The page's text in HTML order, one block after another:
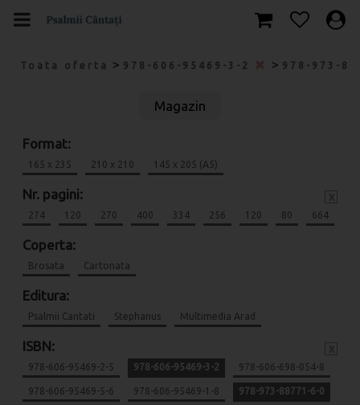
Toata oferta > 978-606-95469-3-2 > 978-973-
Magazin
Format:
165 x 235 210 x 210 145 x 205 (A5)
Nr. pagini:
274 120 270 400 334 256 120 80 664
Coperta:
Brosata Cartonata
Editura:
Psalmii Cantati Stephanus Multimedia Arad
ISBN:
978-606-95469-2-5 978-606-95469-3-2 978-606-698-054-8
978-606-95469-5-6 978-606-95469-1-8 978-973-88771-6-0